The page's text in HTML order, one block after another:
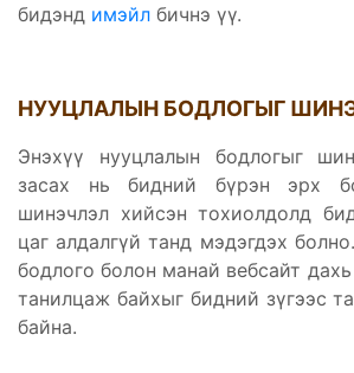
бидэнд имэйл бичнэ үү.
НУУЦЛАЛЫН БОДЛОГЫГ
Энэхүү нууцлалын бодлогыг
засах нь бидний бүрэн эрх
шинэчлэл хийсэн тохиолдолд
цаг алдалгүй танд мэдэгдэх
бодлого болон манай вебсайт дахь
танилцаж байхыг бидний зүгээс
байна.